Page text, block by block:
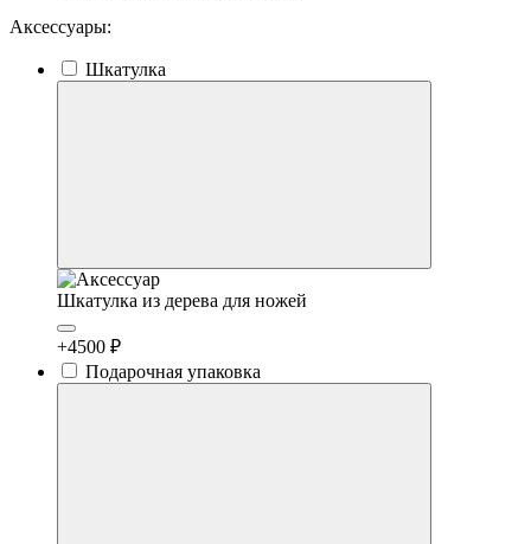
Аксессуары:
Шкатулка
Шкатулка из дерева для ножей
+4500 ₽
Подарочная упаковка